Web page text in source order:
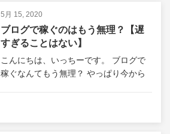
す …
5月 15, 2020
ブログで稼ぐのはもう無理？【遅
すぎることはない】
こんにちは、いっちーです。 ブログで
稼ぐなんてもう無理？ やっぱり今から